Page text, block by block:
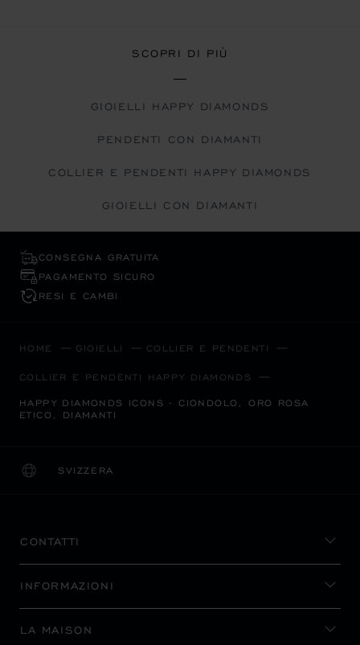
SCOPRI DI PIÙ
GIOIELLI HAPPY DIAMONDS
PENDENTI CON DIAMANTI
COLLIER E PENDENTI HAPPY DIAMONDS
GIOIELLI CON DIAMANTI
CONSEGNA GRATUITA
PAGAMENTO SICURO
RESI E CAMBI
HOME GIOIELLI COLLIER E PENDENTI
COLLIER E PENDENTI HAPPY DIAMONDS
HAPPY DIAMONDS ICONS - CIONDOLO, ORO ROSA
ETICO, DIAMANTI
SVIZZERA
LOCALIZZAZIONE (CAMBIA PAESE)
CAMBIA PAESE
CONTATTI
INFORMAZIONI
LA MAISON